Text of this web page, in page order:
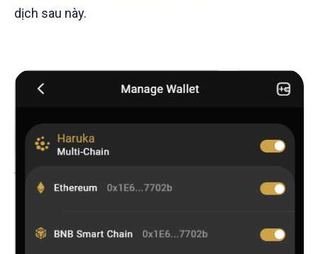
dịch sau này.